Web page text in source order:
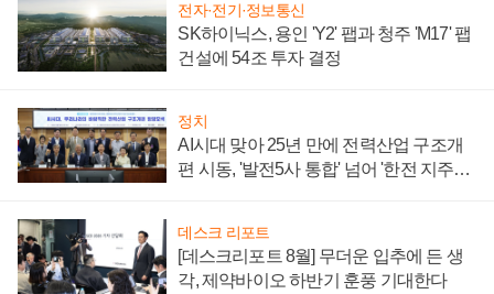
전자·전기·정보통신
SK하이닉스, 용인 'Y2' 팹과 청주 'M17' 팹
건설에 54조 투자 결정
정치
AI시대 맞아 25년 만에 전력산업 구조개
편 시동, '발전5사 통합' 넘어 '한전 지주사'
데스크 리포트
[데스크리포트 8월] 무더운 입추에 든 생
각, 제약바이오 하반기 훈풍 기대한다